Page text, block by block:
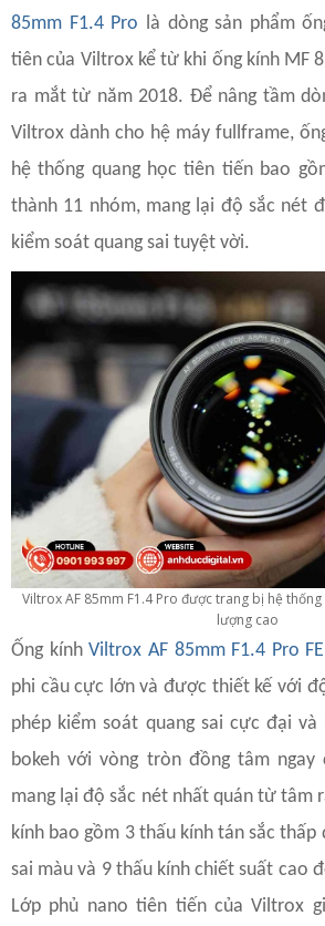
85mm F1.4 Pro là dòng sản phẩm
tiên của Viltrox kể từ khi ống kính MF
ra mắt từ năm 2018. Để nâng tầm
Viltrox dành cho hệ máy fullframe,
hệ thống quang học tiên tiến bao
thành 11 nhóm, mang lại độ sắc nét
kiểm soát quang sai tuyệt vời.
Viltrox AF 85mm F1.4 Pro được trang bị hệ
lượng cao
Ống kínhViltrox AF 85mm F1.4 Pro FE
phi cầu cực lớn và được thiết kế với
phép kiểm soát quang sai cực đại
bokeh với vòng tròn đồng tâm ngay
mang lại độ sắc nét nhất quán từ tâm
kính bao gồm 3 thấu kính tán sắc thấp
sai màu và 9 thấu kính chiết suất cao
Lớp phủ nano tiên tiến của Viltrox